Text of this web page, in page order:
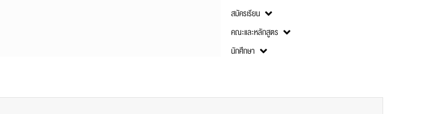
สมัครเรียน
คณะและหลักสูตร
นักศึกษา